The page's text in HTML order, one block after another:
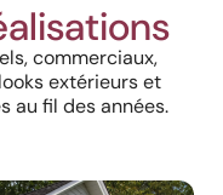
commerciaux,
extérieurs et
au fil des années.